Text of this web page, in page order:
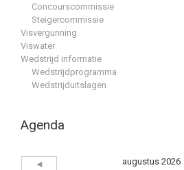
Concourscommissie
Steigercommissie
Visvergunning
Viswater
Wedstrijd informatie
Wedstrijdprogramma
Wedstrijduitslagen
Agenda
◄
augustus 2026